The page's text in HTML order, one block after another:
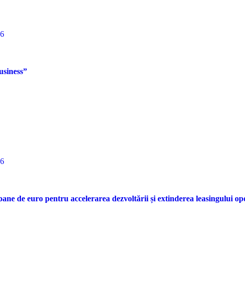
de euro pentru accelerarea dezvoltării și extinderea leasingului